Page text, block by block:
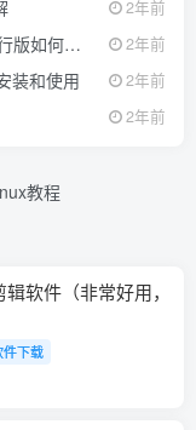
2年前
root密码？ 2年前
装和使用 2年前
2年前
教程
软件（非常好用，
件下载